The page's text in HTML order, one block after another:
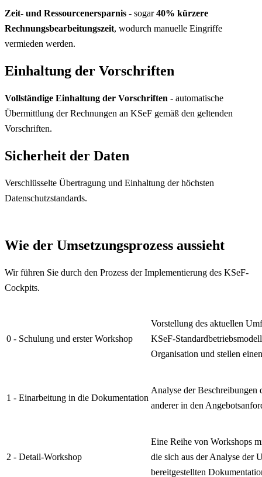
Zeit- und Ressourcenersparnis - sogar40% kürzere
Rechnungsbearbeitungszeit, wodurch manuelle Eingriffe
vermieden werden.
Einhaltung der Vorschriften
Vollständige Einhaltung der Vorschriften - automatische
Übermittlung der Rechnungen an KSeF gemäß den geltenden
Vorschriften.
Sicherheit der Daten
Verschlüsselte Übertragung und Einhaltung der höchsten
Datenschutzstandards.
Wie der Umsetzungsprozess aussieht
Wir führen Sie durch den Prozess der Implementierung des KSeF-
Cockpits.
0 - Schulung und erster Workshop
Vorstellung des aktuellen
KSeF-
Organisation und stellen
1 - Einarbeitung in die Dokumentation
Analyse der Beschreibungen
anderer in den
2 - Detail-Workshop
Eine Reihe von Workshops
die sich aus der Analyse der
bereitgestellten